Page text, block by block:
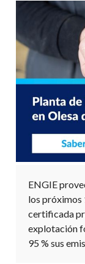
ENGIE
los próximos
certificada
explotación
95 % sus